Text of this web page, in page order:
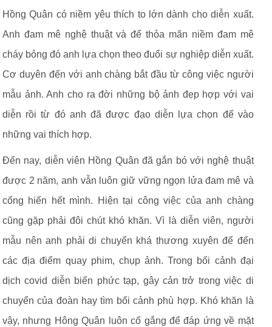
Hồng Quân có niềm yêu thích to lớn dành cho diễn xuất.
Anh đam mê nghệ thuật và để thỏa mãn niềm đam mê
cháy bỏng đó anh lựa chọn theo đuổi sự nghiệp diễn xuất.
Cơ duyên đến với anh chàng bắt đầu từ công việc người
mẫu ảnh. Anh cho ra đời những bộ ảnh đẹp hợp với vai
diễn rồi từ đó anh đã được đạo diễn lựa chọn để vào
những vai thích hợp.
Đến nay, diễn viên Hồng Quân đã gắn bó với nghệ thuật
được 2 năm, anh vẫn luôn giữ vững ngọn lửa đam mê và
cống hiến hết mình. Hiện tại công việc của anh chàng
cũng gặp phải đôi chút khó khăn. Vì là diễn viên, người
mẫu nên anh phải di chuyển khá thương xuyên để đến
các địa điểm quay phim, chụp ảnh. Trong bối cảnh đại
dịch covid diễn biến phức tạp, gây cản trở trong việc di
chuyển của đoàn hay tìm bối cảnh phù hợp. Khó khăn là
vậy, nhưng Hông Quân luôn cố gắng để đáp ứng về mặt